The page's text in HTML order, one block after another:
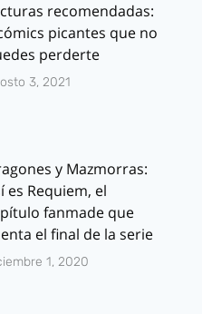
recomendadas:
picantes que no
perderte
3, 2021
y Mazmorras:
es Requiem, el
fanmade que
el final de la serie
1, 2020